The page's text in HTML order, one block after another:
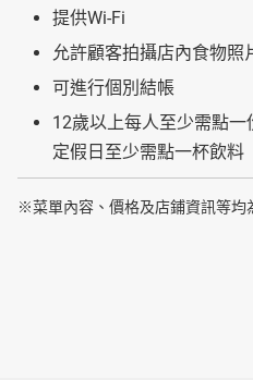
提供Wi-Fi
允許顧客拍攝店內食物照
可進行個別結帳
12歲以上每人至少需點
定假日至少需點一杯飲料
※菜單內容、價格及店鋪資訊等均